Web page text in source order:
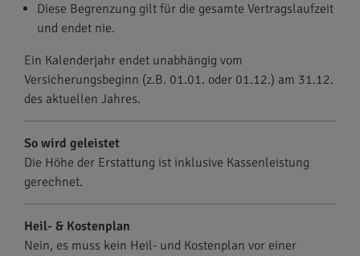
Diese Begrenzung gilt für die gesamte Vertragslaufzeit
und endet nie.
Ein Kalenderjahr endet unabhängig vom
Versicherungsbeginn (z.B. 01.01. oder 01.12.) am 31.12.
des aktuellen Jahres.
So wird geleistet
Die Höhe der Erstattung ist inklusive Kassenleistung
gerechnet.
Heil- & Kostenplan
Nein, es muss kein Heil- und Kostenplan vor einer